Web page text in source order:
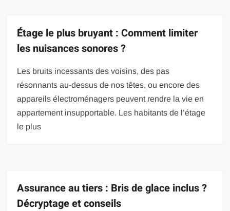
Étage le plus bruyant : Comment limiter
les nuisances sonores ?
Les bruits incessants des voisins, des pas
résonnants au-dessus de nos têtes, ou encore des
appareils électroménagers peuvent rendre la vie en
appartement insupportable. Les habitants de l’étage
le plus
Assurance au tiers : Bris de glace inclus ?
Décryptage et conseils